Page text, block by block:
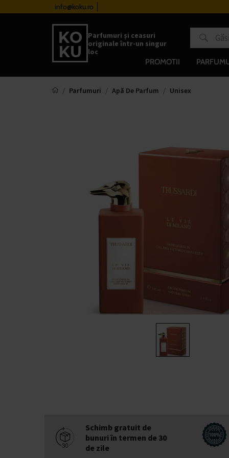
info@koku.ro
Parfumuri și ceasuri
originale într-un singur
loc
PROMOTII
Parfumuri Apă De Parfum Unisex
Schimb gratuit de
bunuri în termen de 30
de zile